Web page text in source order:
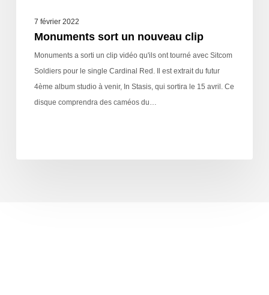
7 février 2022
Monuments sort un nouveau clip
Monuments a sorti un clip vidéo qu'ils ont tourné avec Sitcom
Soldiers pour le single Cardinal Red. Il est extrait du futur
4ème album studio à venir, In Stasis, qui sortira le 15 avril. Ce
disque comprendra des caméos du…